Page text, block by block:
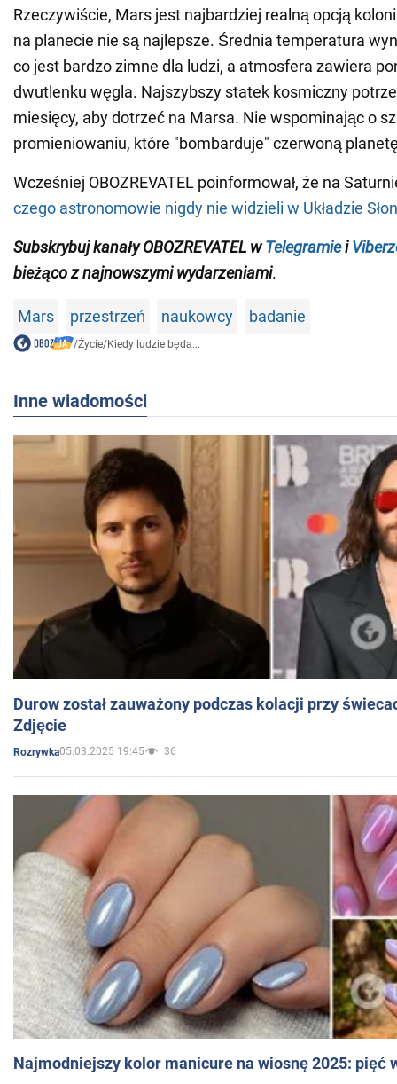
Rzeczywiście, Mars jest najbardziej realną opcją
na planecie nie są najlepsze. Średnia temperatura
co jest bardzo zimne dla ludzi, a atmosfera zawiera
dwutlenku węgla. Najszybszy statek kosmiczny
miesięcy, aby dotrzeć na Marsa. Nie wspominając o
promieniowaniu, które "bombarduje" czerwoną
Wcześniej OBOZREVATEL poinformował, że na
czego astronomowie nigdy nie widzieli w Układzie
Subskrybuj kanały OBOZREVATEL w Telegramiei
bieżąco z najnowszymi wydarzeniami.
Mars przestrzeń naukowcy badanie
/Życie/Kiedy ludzie będą...
Inne wiadomości
Durow został zauważony podczas kolacji przy
Zdjęcie
Rozrywka05.03.2025 19:45 36
Najmodniejszy kolor manicure na wiosnę 2025: pięć